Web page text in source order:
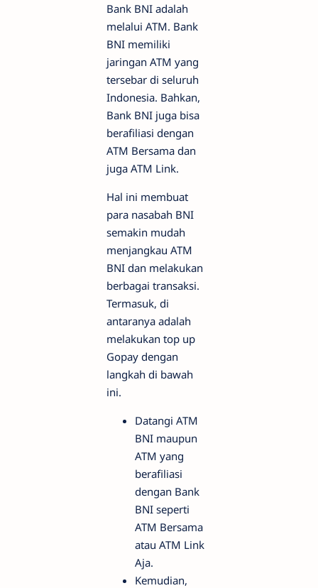
Bank BNI adalah
melalui ATM. Bank
BNI memiliki
jaringan ATM yang
tersebar di seluruh
Indonesia. Bahkan,
Bank BNI juga bisa
berafiliasi dengan
ATM Bersama dan
juga ATM Link.
Hal ini membuat
para nasabah BNI
semakin mudah
menjangkau ATM
BNI dan melakukan
berbagai transaksi.
Termasuk, di
antaranya adalah
melakukan top up
Gopay dengan
langkah di bawah
ini.
Datangi ATM
BNI maupun
ATM yang
berafiliasi
dengan Bank
BNI seperti
ATM Bersama
atau ATM Link
Aja.
Kemudian,